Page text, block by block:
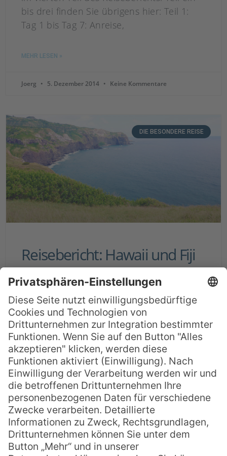
bis drei finden Sie übrigens hier: Teil 1:
Tag 1 bis Tag 7: Anreise,
MEHR LESEN »
Joerg 5. Dezember 2014 Keine Kommentare
DIE BESONDERE REISE
Reisebericht: Hawaii und Fiji
2014 – Teil 3
Heute geht es weiter mit dem dritten Teil
des ausführlichen Reiseberichts von
Geschäftsführer Jörg Poppen. Am neunten
Tag der Reise stand ein Reitausflug und
Stand Up Paddling auf dem Programm…
9. Tag: Wieder müssen wir früh aufstehen,
wieder haben wir uns eine Menge für den
heutigen Tag vorgenommen. Zusammen
mit
MEHR LESEN »